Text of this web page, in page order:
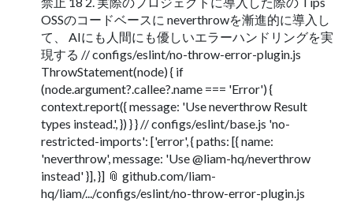
OSSのコードベースに neverthrowを漸進的に導入し
て、 AIにも人間にも優しいエラーハンドリングを実
現する // configs/eslint/no-throw-error-plugin.js
ThrowStatement(node) { if
(node.argument?.callee?.name === 'Error') {
context.report({ message: 'Use neverthrow Result
types instead.', }) } } // configs/eslint/base.js 'no-
restricted-imports': ['error', { paths: [{ name:
'neverthrow', message: 'Use @liam-hq/neverthrow
instead' }], }] 📎 github.com/liam-
hq/liam/.../configs/eslint/no-throw-error-plugin.js